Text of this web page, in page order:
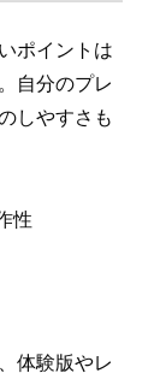
ポイントは
自分のプレ
しやすさも
性
体験版やレ